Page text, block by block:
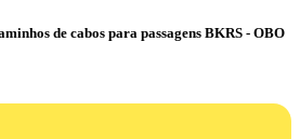
de cabos para passagens BKRS - OBO